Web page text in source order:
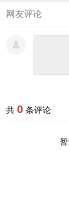
网友评论
共 0 条评论